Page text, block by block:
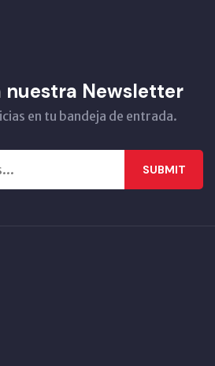
nuestra Newsletter
en tu bandeja de entrada.
SUBMIT